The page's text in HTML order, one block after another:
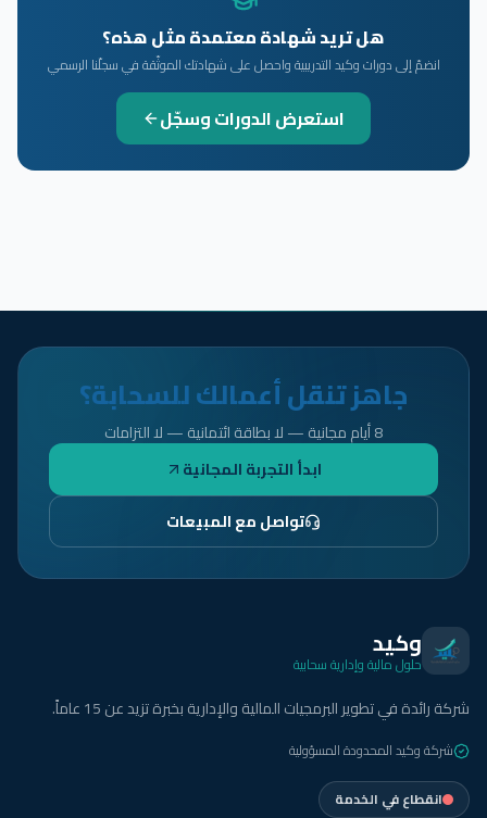
هل تريد شهادة معتمدة مثل هذه؟
انضمّ إلى دورات وكيد التدريبية واحصل على شهادتك الموثّقة في سجلّنا الرسمي
استعرض الدورات وسجّل
جاهز تنقل أعمالك للسحابة؟
8 أيام مجانية — لا بطاقة ائتمانية — لا التزامات
ابدأ التجربة المجانية
تواصل مع المبيعات
وكيد
حلول مالية وإدارية سحابية
شركة رائدة في تطوير البرمجيات المالية والإدارية بخبرة تزيد عن 15 عاماً.
شركة وكيد المحدودة المسؤولية
انقطاع في الخدمة